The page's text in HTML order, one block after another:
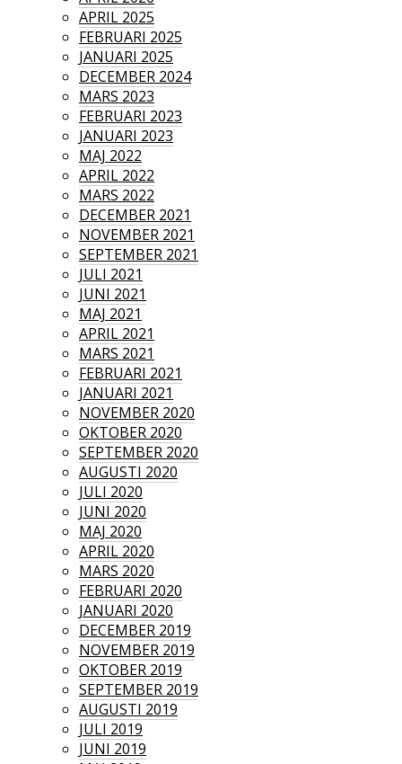
APRIL 2025
FEBRUARI 2025
JANUARI 2025
DECEMBER 2024
MARS 2023
FEBRUARI 2023
JANUARI 2023
MAJ 2022
APRIL 2022
MARS 2022
DECEMBER 2021
NOVEMBER 2021
SEPTEMBER 2021
JULI 2021
JUNI 2021
MAJ 2021
APRIL 2021
MARS 2021
FEBRUARI 2021
JANUARI 2021
NOVEMBER 2020
OKTOBER 2020
SEPTEMBER 2020
AUGUSTI 2020
JULI 2020
JUNI 2020
MAJ 2020
APRIL 2020
MARS 2020
FEBRUARI 2020
JANUARI 2020
DECEMBER 2019
NOVEMBER 2019
OKTOBER 2019
SEPTEMBER 2019
AUGUSTI 2019
JULI 2019
JUNI 2019